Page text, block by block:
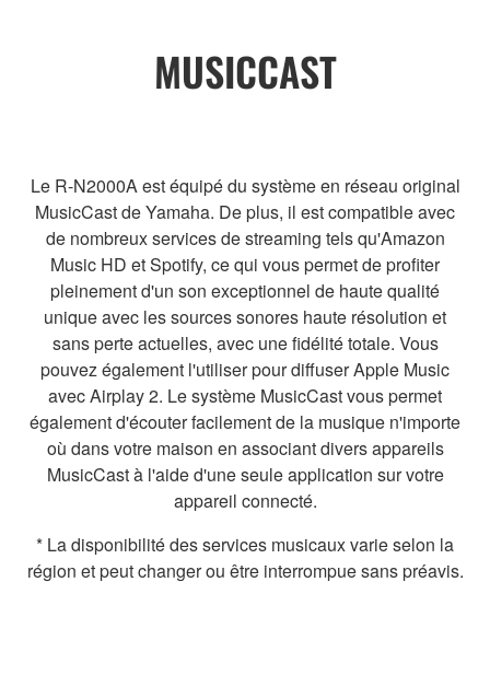
MUSICCAST
Le R-N2000A est équipé du système en réseau original
MusicCast de Yamaha. De plus, il est compatible avec
de nombreux services de streaming tels qu'Amazon
Music HD et Spotify, ce qui vous permet de profiter
pleinement d'un son exceptionnel de haute qualité
unique avec les sources sonores haute résolution et
sans perte actuelles, avec une fidélité totale. Vous
pouvez également l'utiliser pour diffuser Apple Music
avec Airplay 2. Le système MusicCast vous permet
également d'écouter facilement de la musique n'importe
où dans votre maison en associant divers appareils
MusicCast à l'aide d'une seule application sur votre
appareil connecté.
* La disponibilité des services musicaux varie selon la
région et peut changer ou être interrompue sans préavis.